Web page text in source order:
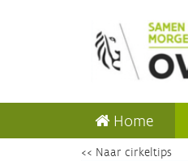
Home
<< Naar cirkeltips